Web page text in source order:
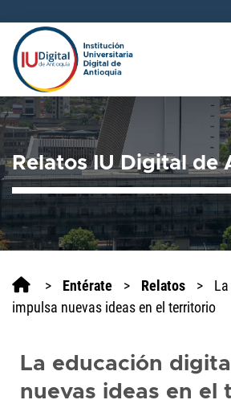
al
lector
pantalla
All
in
One
Accesibilidad
Para
iniciar
el
lector
pantalla
All
Accesibilidad,
presione
Relatos IU Digital de
> Entérate > Relatos >
impulsa nuevas ideas en el territorio
La educación
nuevas ideas en el